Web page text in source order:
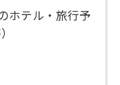
ホテル・旅行予